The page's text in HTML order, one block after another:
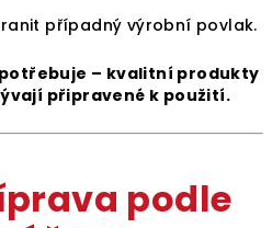
případný výrobní povlak.
– kvalitní produkty
připravené k použití.
podle